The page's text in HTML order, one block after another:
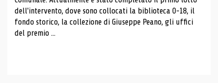
dell'intervento, dove sono collocati la biblioteca 0-18, il
fondo storico, la collezione di Giuseppe Peano, gli uffici
del premio ...